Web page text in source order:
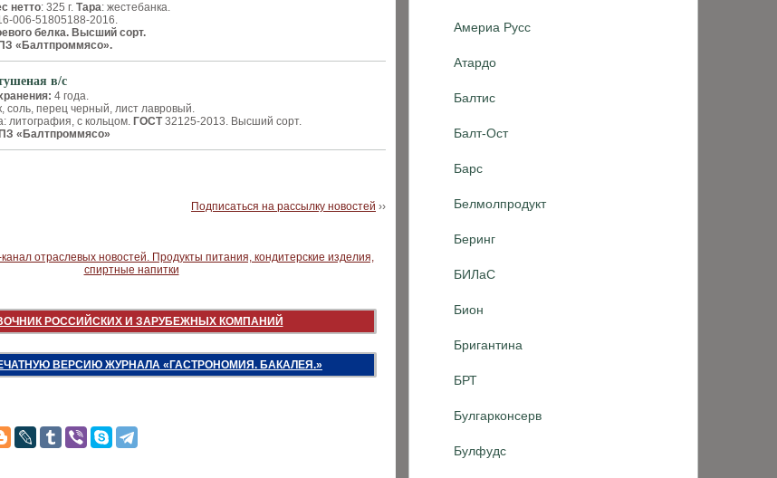
Америа Русс
Атардо
Балтис
Балт-Ост
Барс
Белмолпродукт
Беринг
БИЛаС
Бион
Бригантина
БРТ
Булгарконсерв
Булфудс
нетто: 325 г. Тара: жестебанка.
006-51805188-2016.
белка. Высший сорт.
«Балтпроммясо».
в/с
4 года.
соль, перец черный, лист лавровый.
литография, с кольцом. ГОСТ32125-2013. Высший сорт.
«Балтпроммясо»
Подписаться на рассылку новостей ››
РОССИЙСКИХ И ЗАРУБЕЖНЫХ КОМПАНИЙ
ВЕРСИЮ ЖУРНАЛА «ГАСТРОНОМИЯ. БАКАЛЕЯ.»